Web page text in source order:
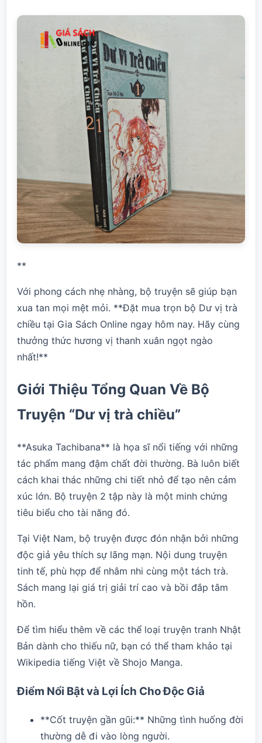
**
Với phong cách nhẹ nhàng, bộ truyện sẽ giúp bạn
xua tan mọi mệt mỏi. **Đặt mua trọn bộ Dư vị trà
chiều tại Gia Sách Online ngay hôm nay. Hãy cùng
thưởng thức hương vị thanh xuân ngọt ngào
nhất!**
Giới Thiệu Tổng Quan Về Bộ
Truyện “Dư vị trà chiều”
**Asuka Tachibana** là họa sĩ nổi tiếng với những
tác phẩm mang đậm chất đời thường. Bà luôn biết
cách khai thác những chi tiết nhỏ để tạo nên cảm
xúc lớn. Bộ truyện 2 tập này là một minh chứng
tiêu biểu cho tài năng đó.
Tại Việt Nam, bộ truyện được đón nhận bởi những
độc giả yêu thích sự lãng mạn. Nội dung truyện
tinh tế, phù hợp để nhâm nhi cùng một tách trà.
Sách mang lại giá trị giải trí cao và bồi đắp tâm
hồn.
Để tìm hiểu thêm về các thể loại truyện tranh Nhật
Bản dành cho thiếu nữ, bạn có thể tham khảo tại
Wikipedia tiếng Việt về Shojo Manga.
Điểm Nổi Bật và Lợi Ích Cho Độc Giả
**Cốt truyện gần gũi:** Những tình huống đời
thường dễ đi vào lòng người.